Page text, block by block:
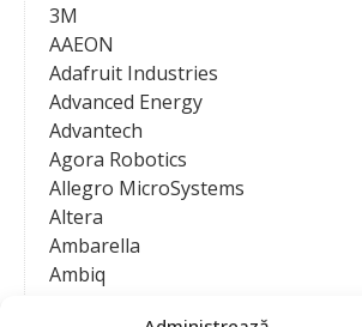
3M
AAEON
Adafruit Industries
Advanced Energy
Advantech
Agora Robotics
Allegro MicroSystems
Altera
Ambarella
Ambiq